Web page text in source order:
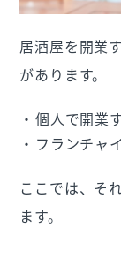
居酒屋を開業
があります。
個人で開業
フランチャ
ここでは、そ
ます。